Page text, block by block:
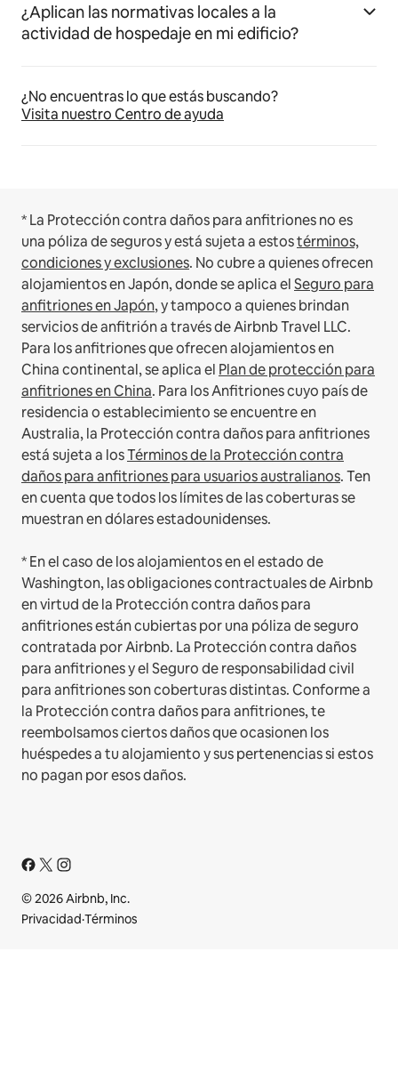
¿Aplican las normativas locales a la
actividad de hospedaje en mi edificio?
¿No encuentras lo que estás buscando?
Visita nuestro Centro de ayuda
* La Protección contra daños para anfitriones no es
una póliza de seguros y está sujeta a estostérminos,
condiciones y exclusiones. No cubre a quienes ofrecen
alojamientos en Japón, donde se aplica elSeguro para
anfitriones en Japón, y tampoco a quienes brindan
servicios de anfitrión a través de Airbnb Travel LLC.
Para los anfitriones que ofrecen alojamientos en
China continental, se aplica el Plan de protección para
anfitriones en China. Para los Anfitriones cuyo país de
residencia o establecimiento se encuentre en
Australia, la Protección contra daños para anfitriones
está sujeta a losTérminos de la Protección contra
daños para anfitriones para usuarios australianos. Ten
en cuenta que todos los límites de las coberturas se
muestran en dólares estadounidenses.
* En el caso de los alojamientos en el estado de
Washington, las obligaciones contractuales de Airbnb
en virtud de la Protección contra daños para
anfitriones están cubiertas por una póliza de seguro
contratada por Airbnb. La Protección contra daños
para anfitriones y el Seguro de responsabilidad civil
para anfitriones son coberturas distintas. Conforme a
la Protección contra daños para anfitriones, te
reembolsamos ciertos daños que ocasionen los
huéspedes a tu alojamiento y sus pertenencias si estos
no pagan por esos daños.
© 2026 Airbnb, Inc.
Privacidad·Términos